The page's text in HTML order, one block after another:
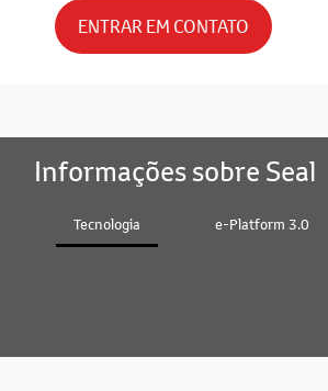
ENTRAR EM CONTATO
Informações sobre Seal
Tecnologia e-Platform 3.0